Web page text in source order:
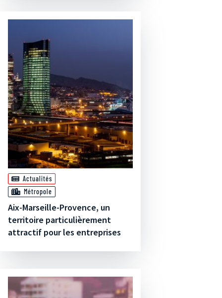
Actualités
Métropole
Aix-Marseille-Provence, un
territoire particulièrement
attractif pour les entreprises